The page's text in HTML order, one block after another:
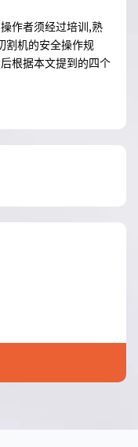
作者须经过培训,熟
割机的安全操作规
根据本文提到的四个